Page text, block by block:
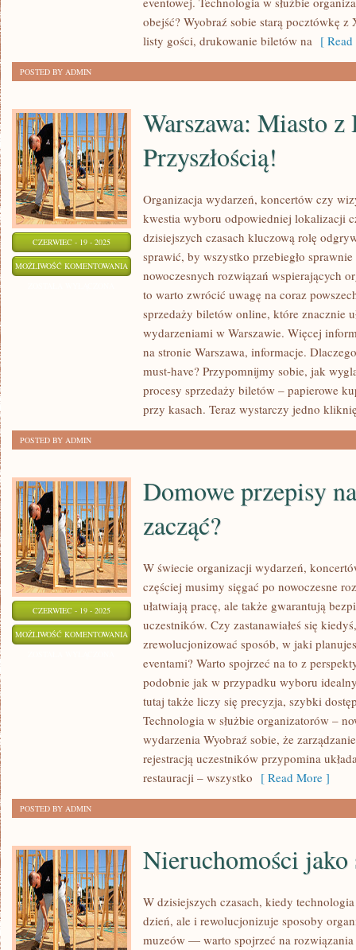
SWÓJ
obejść? Wyobraź sobie starą pocztówkę
listy gości, drukowanie biletów na [
POSTED BY ADMIN
CZERWIEC - 19 - 2025
MOŻLIWOŚĆ KOMENTOWANIA WARSZAWA:
Warszawa: Miasto
Przyszłością!
Organizacja wydarzeń, koncertów czy
kwestia wyboru odpowiedniej lokalizacji
dzisiejszych czasach kluczową rolę
sprawić, by wszystko przebiegło
nowoczesnych rozwiązań wspierających
to warto zwrócić uwagę na coraz
sprzedaży biletów online, które znacznie
wydarzeniami w Warszawie. Więcej
na stronie Warszawa, informacje.
must-have? Przypomnijmy sobie, jak
procesy sprzedaży biletów – papierowe
przy kasach. Teraz wystarczy jedno
POSTED BY ADMIN
CZERWIEC - 19 - 2025
MOŻLIWOŚĆ KOMENTOWANIA
ZACZĄĆ?
Domowe przepisy
zacząć?
W świecie organizacji wydarzeń,
częściej musimy sięgać po nowoczesne
ułatwiają pracę, ale także gwarantują
uczestników. Czy zastanawiałeś się
zrewolucjonizować sposób, w jaki
eventami? Warto spojrzeć na to z
podobnie jak w przypadku wyboru
tutaj także liczy się precyzja, szybki
Technologia w służbie organizatorów –
wydarzenia Wyobraź sobie, że
rejestracją uczestników przypomina
restauracji – wszystko [ Read More ]
POSTED BY ADMIN
Nieruchomości jako
W dzisiejszych czasach, kiedy
dzień, ale i rewolucjonizuje sposoby
muzeów — warto spojrzeć na